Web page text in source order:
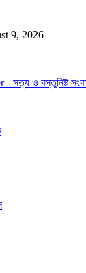
9, 2026
সত্য ও বস্তুনিষ্ট সংবাদ